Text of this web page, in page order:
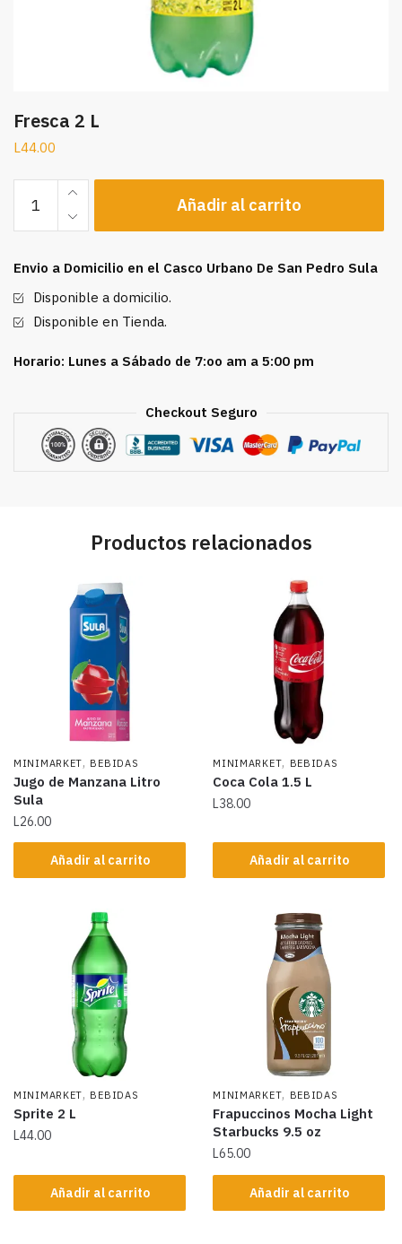
Fresca 2 L
L44.00
L
Añadir al carrito
Envio a Domicilio en el Casco Urbano De San Pedro Sula
Disponible a domicilio.
Disponible en Tienda.
Horario: Lunes a Sábado de 7:oo am a 5:00 pm
Checkout Seguro
Productos relacionados
MINIMARKET, BEBIDAS
Jugo de Manzana Litro
Sula
L26.00
Añadir al carrito
MINIMARKET, BEBIDAS
Coca Cola 1.5 L
L38.00
Añadir al carrito
MINIMARKET, BEBIDAS
Sprite 2 L
L44.00
Añadir al carrito
MINIMARKET, BEBIDAS
Frapuccinos Mocha Light
Starbucks 9.5 oz
L65.00
Añadir al carrito